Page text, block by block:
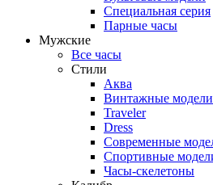
Специальная серия
Парные часы
Мужские
Все часы
Стили
Аква
Винтажные модели
Traveler
Dress
Современные
Спортивные
Часы-скелетоны